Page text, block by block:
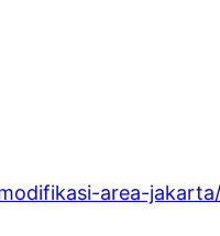
area-jakarta/